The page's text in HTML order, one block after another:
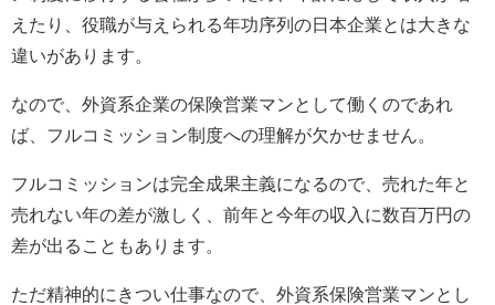
えたり、役職が与えられる年功序列の日本企業とは大きな
違いがあります。
なので、外資系企業の保険営業マンとして働くのであれ
ば、フルコミッション制度への理解が欠かせません。
フルコミッションは完全成果主義になるので、売れた年と
売れない年の差が激しく、前年と今年の収入に数百万円の
差が出ることもあります。
ただ精神的にきつい仕事なので、外資系保険営業マンとし